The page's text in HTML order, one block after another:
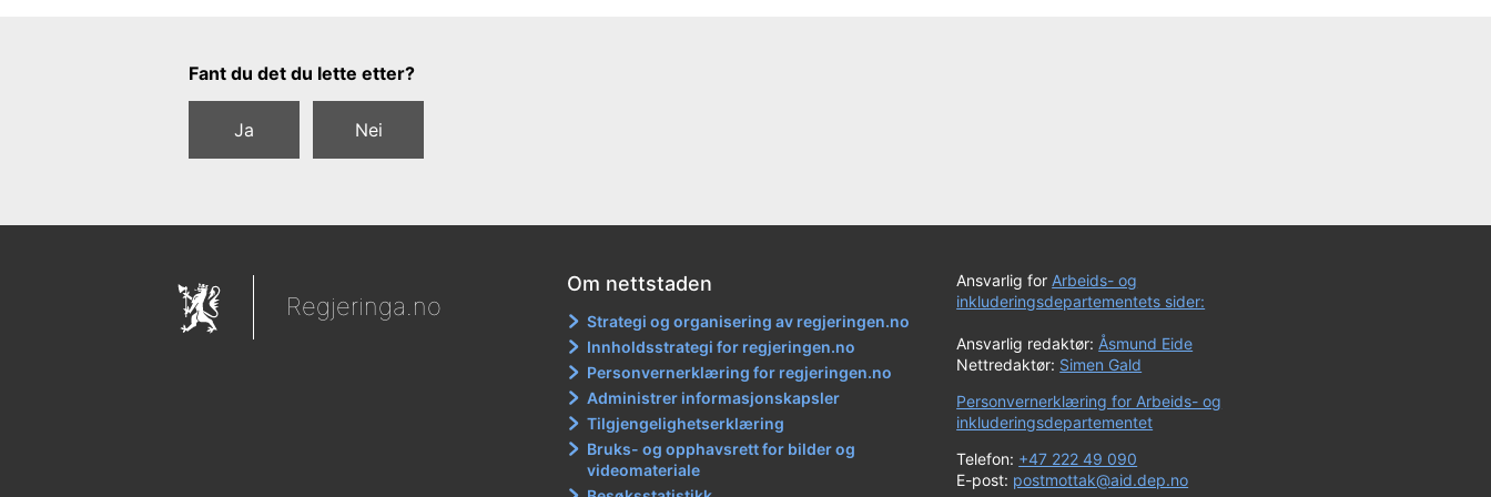
Tilbakemeldingsskjema
Fant du det du lette etter?
Ja Nei
Regjeringa.no
Om nettstaden
Strategi og organisering av regjeringen.no
Innholdsstrategi for regjeringen.no
Personvernerklæring for regjeringen.no
Administrer informasjonskapsler
Tilgjengelighetserklæring
Bruks- og opphavsrett for bilder og
videomateriale
Ansvarlig for Arbeids- og
inkluderingsdepartementets sider:
Ansvarlig redaktør: Åsmund Eide
Nettredaktør: Simen Gald
Personvernerklæring for Arbeids- og
inkluderingsdepartementet
Telefon: +47 222 49 090
E-post: postmottak@aid.dep.no